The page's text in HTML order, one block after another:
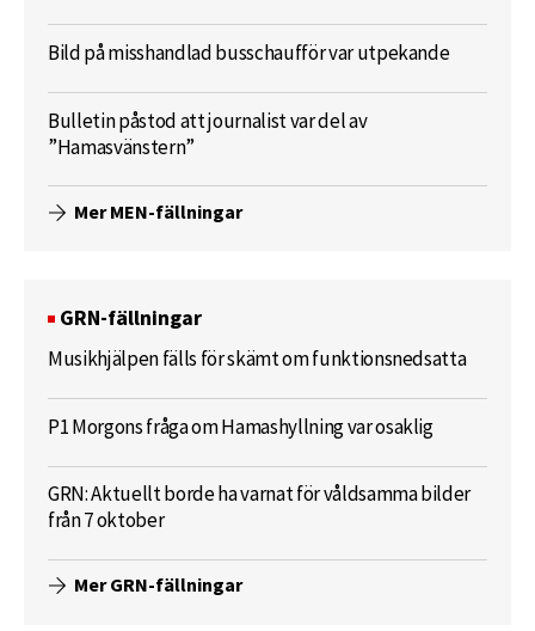
Bild på misshandlad busschaufför var utpekande
Bulletin påstod att journalist var del av
”Hamasvänstern”
Mer MEN-fällningar
GRN-fällningar
Musikhjälpen fälls för skämt om funktionsnedsatta
P1 Morgons fråga om Hamashyllning var osaklig
GRN: Aktuellt borde ha varnat för våldsamma bilder
från 7 oktober
Mer GRN-fällningar